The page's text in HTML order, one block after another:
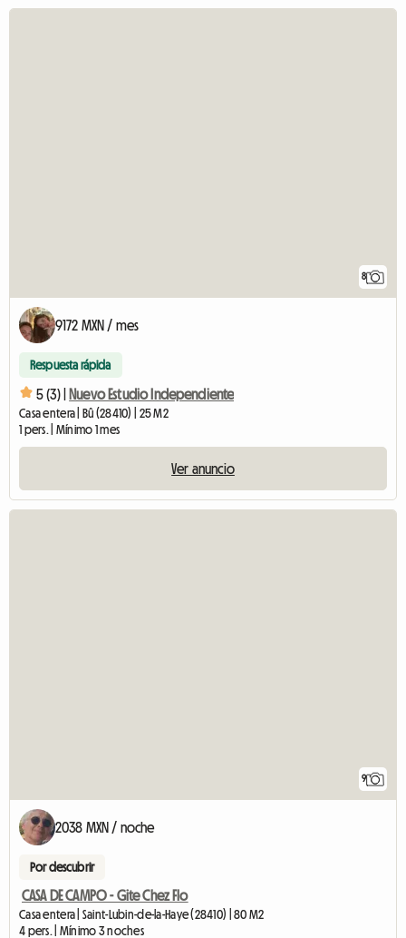
8
9172 MXN / mes
Respuesta rápida
5 (3) | Nuevo Estudio Independiente
Casa entera | Bû (28410) | 25 M2
1 pers. | Mínimo 1 mes
Ver anuncio
9
2038 MXN / noche
Por descubrir
CASA DE CAMPO - Gite Chez Flo
Casa entera | Saint-Lubin-de-la-Haye (28410) | 80 M2
4 pers. | Mínimo 3 noches